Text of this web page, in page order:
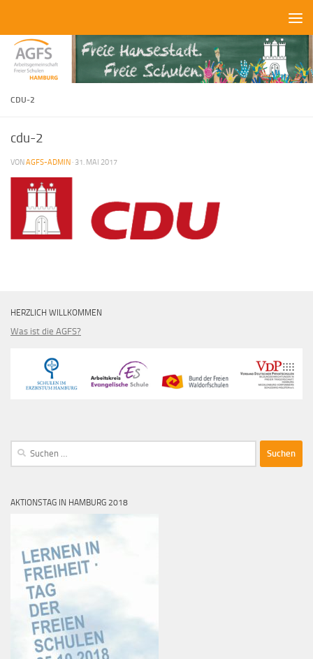
CDU-2
cdu-2
VONAGFS-ADMIN · 31. MAI 2017
HERZLICH WILLKOMMEN
Was ist die AGFS?
Suche
AKTIONSTAG IN HAMBURG 2018